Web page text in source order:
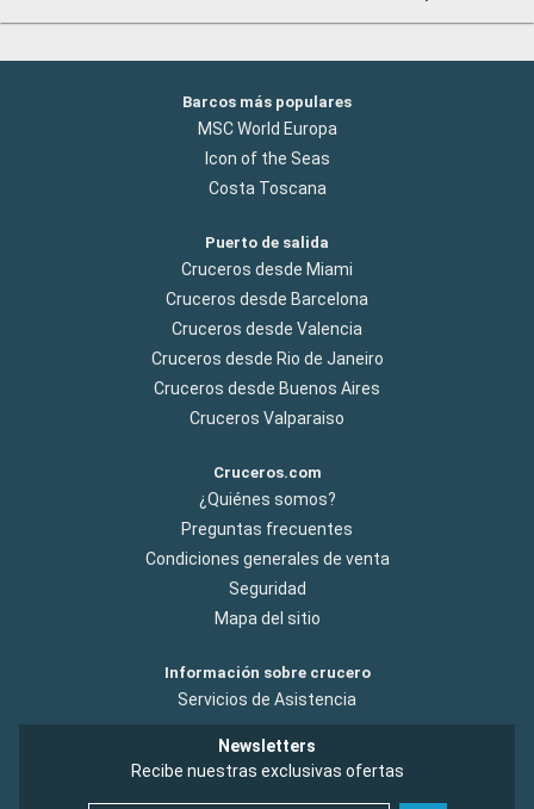
Barcos más populares
MSC World Europa
Icon of the Seas
Costa Toscana
Puerto de salida
Cruceros desde Miami
Cruceros desde Barcelona
Cruceros desde Valencia
Cruceros desde Rio de Janeiro
Cruceros desde Buenos Aires
Cruceros Valparaiso
Cruceros.com
¿Quiénes somos?
Preguntas frecuentes
Condiciones generales de venta
Seguridad
Mapa del sitio
Información sobre crucero
Servicios de Asistencia
Newsletters
Recibe nuestras exclusivas ofertas